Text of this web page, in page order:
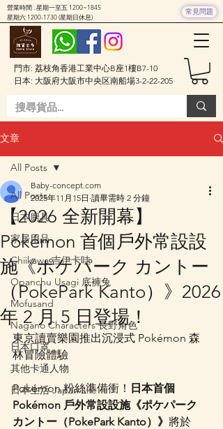
門市: 荔枝角香港工業中心B座1樓B7-10
日本: 大阪府大阪市中央区南船場3-2-22-205
營業時間 : 星期一至五 1200~1845
星期六 1200-1730(星期日休息)
常見問題
文章
All Posts
日本廚具
家居用品
Chiikawa 吉伊卡哇
Opanchu Usagi 底褲兔
Mofusand
Nagano Characters 長野角色
日本口罩
其他卡通人物
日本生活 Japan Life
All Posts
【2026 全新開幕】
Pokémon 首個戶外常設設
施《ポケパーク カントー
（PokePark Kanto）》2026
年 2 月 5 日登場！
Baby-concept.com
2025年11月15日 讀畢需時 2 分鐘
東京讀賣樂園推出沉浸式 Pokémon 森
林冒險體驗
Pokémon 粉絲準備衝！ 日本首個
Pokémon 戶外常設設施《ポケパーク
カントー（PokePark Kanto）》 將於